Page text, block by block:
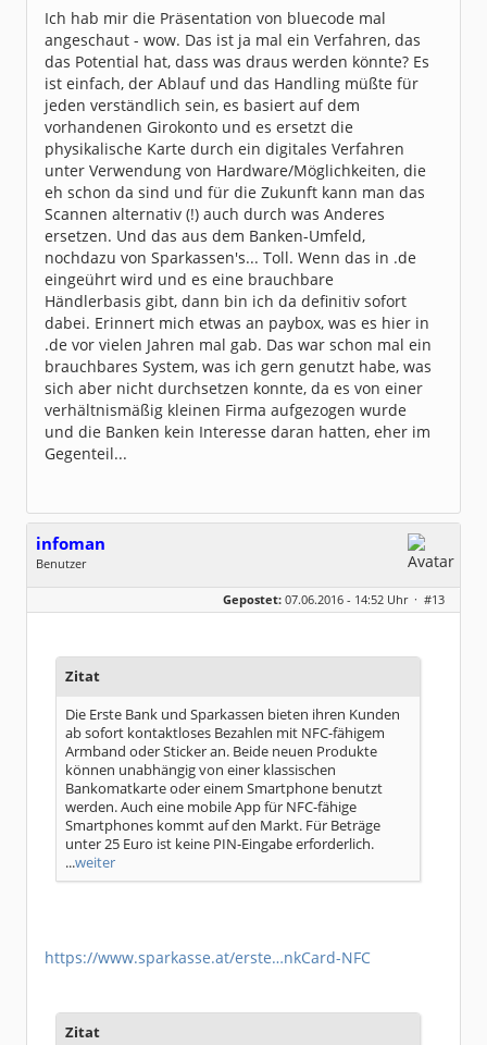
Dabei seit:
03 / 2007
Ich hab mir die Präsentation von bluecode mal
angeschaut - wow. Das ist ja mal ein Verfahren, das
das Potential hat, dass was draus werden könnte? Es
ist einfach, der Ablauf und das Handling müßte für
jeden verständlich sein, es basiert auf dem
vorhandenen Girokonto und es ersetzt die
physikalische Karte durch ein digitales Verfahren
unter Verwendung von Hardware/Möglichkeiten, die
eh schon da sind und für die Zukunft kann man das
Scannen alternativ (!) auch durch was Anderes
ersetzen. Und das aus dem Banken-Umfeld,
nochdazu von Sparkassen's... Toll. Wenn das in .de
eingeührt wird und es eine brauchbare
Händlerbasis gibt, dann bin ich da definitiv sofort
dabei. Erinnert mich etwas an paybox, was es hier in
.de vor vielen Jahren mal gab. Das war schon mal ein
brauchbares System, was ich gern genutzt habe, was
sich aber nicht durchsetzen konnte, da es von einer
verhältnismäßig kleinen Firma aufgezogen wurde
und die Banken kein Interesse daran hatten, eher im
Gegenteil...
infoman
Benutzer
Geschlecht:
Dabei seit:
06 / 2008
Gepostet: 07.06.2016 - 14:52 Uhr · #13
Zitat
Die Erste Bank und Sparkassen bieten ihren Kunden
ab sofort kontaktloses Bezahlen mit NFC-fähigem
Armband oder Sticker an. Beide neuen Produkte
können unabhängig von einer klassischen
Bankomatkarte oder einem Smartphone benutzt
werden. Auch eine mobile App für NFC-fähige
Smartphones kommt auf den Markt. Für Beträge
unter 25 Euro ist keine PIN-Eingabe erforderlich.
...weiter
https://www.sparkasse.at/erste…nkCard-NFC
Zitat